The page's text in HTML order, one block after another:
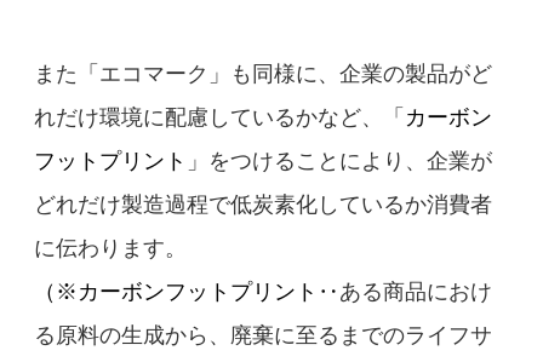
また「エコマーク」も同様に、企業の製品がど
れだけ環境に配慮しているかなど、「 カーボン
フットプリント 」をつけることにより、企業が
どれだけ製造過程で低炭素化しているか消費者
に伝わります。
（※カーボンフットプリント‥ ある商品におけ
る原料の生成から、廃棄に至るまでのライフサ